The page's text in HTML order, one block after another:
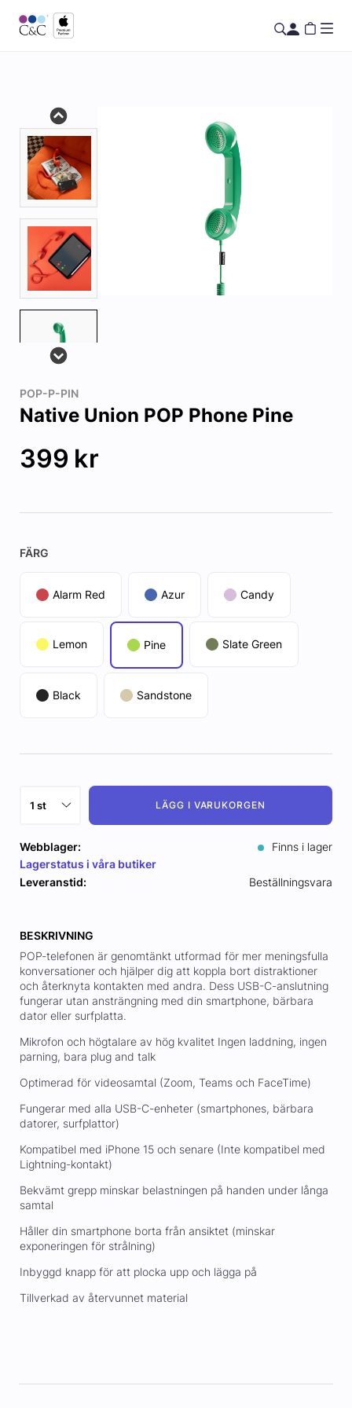
POP-P-PIN
Native Union POP Phone Pine
399 kr
FÄRG
Alarm Red Azur Candy
Lemon Pine Slate Green
Black Sandstone
LÄGG I VARUKORGEN
Webblager:
Finns i lager
Lagerstatus i våra butiker
Leveranstid:
Beställningsvara
BESKRIVNING
POP-telefonen är genomtänkt utformad för mer meningsfulla
konversationer och hjälper dig att koppla bort distraktioner
och återknyta kontakten med andra. Dess USB-C-anslutning
fungerar utan ansträngning med din smartphone, bärbara
dator eller surfplatta.
Mikrofon och högtalare av hög kvalitet Ingen laddning, ingen
parning, bara plug and talk
Optimerad för videosamtal (Zoom, Teams och FaceTime)
Fungerar med alla USB-C-enheter (smartphones, bärbara
datorer, surfplattor)
Kompatibel med iPhone 15 och senare (Inte kompatibel med
Lightning-kontakt)
Bekvämt grepp minskar belastningen på handen under långa
samtal
Håller din smartphone borta från ansiktet (minskar
exponeringen för strålning)
Inbyggd knapp för att plocka upp och lägga på
Tillverkad av återvunnet material